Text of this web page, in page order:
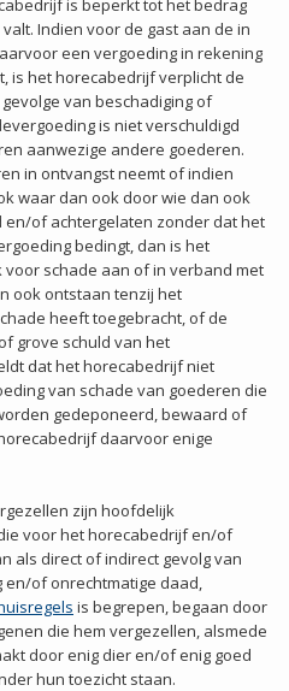
is beperkt tot het bedrag
Indien voor de gast aan de in
een vergoeding in rekening
is het horecabedrijf verplicht de
van beschadiging of
is niet verschuldigd
aanwezige andere goederen.
in ontvangst neemt of indien
waar dan ook door wie dan ook
of achtergelaten zonder dat het
bedingt, dan is het
schade aan of in verband met
ook ontstaan tenzij het
heeft toegebracht, of de
grove schuld van het
dat het horecabedrijf niet
van schade van goederen die
gedeponeerd, bewaard of
daarvoor enige
zijn hoofdelijk
voor het horecabedrijf en/of
als direct of indirect gevolg van
of onrechtmatige daad,
is begrepen, begaan door
die hem vergezellen, alsmede
door enig dier en/of enig goed
hun toezicht staan.